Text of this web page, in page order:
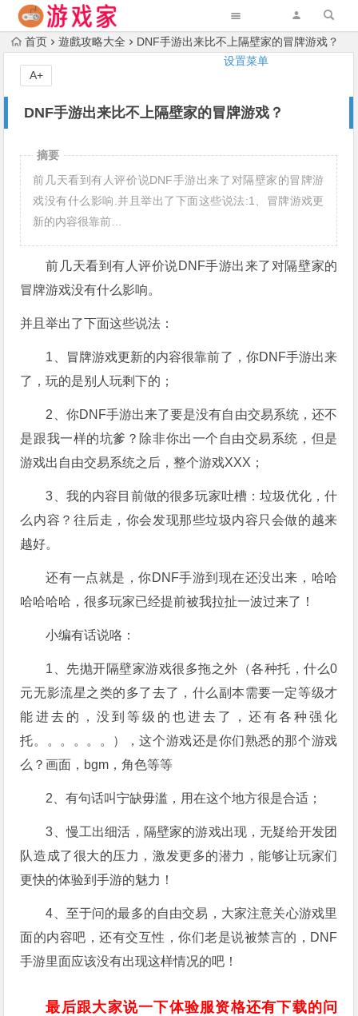
设置菜单
首页 遊戲攻略大全 DNF手游出来比不上隔壁家的冒牌游戏？
DNF手游出来比不上隔壁家的冒牌游戏？
A+
摘要
前几天看到有人评价说DNF手游出来了对隔壁家的冒牌游
戏没有什么影响.并且举出了下面这些说法:1、冒牌游戏更
新的内容很靠前…
前几天看到有人评价说DNF手游出来了对隔壁家的
冒牌游戏没有什么影响。
并且举出了下面这些说法：
1、冒牌游戏更新的内容很靠前了，你DNF手游出来
了，玩的是别人玩剩下的；
2、你DNF手游出来了要是没有自由交易系统，还不
是跟我一样的坑爹？除非你出一个自由交易系统，但是
游戏出自由交易系统之后，整个游戏XXX；
3、我的内容目前做的很多玩家吐槽：垃圾优化，什
么内容？往后走，你会发现那些垃圾内容只会做的越来
越好。
还有一点就是，你DNF手游到现在还没出来，哈哈
哈哈哈哈，很多玩家已经提前被我拉扯一波过来了！
小编有话说咯：
1、先抛开隔壁家游戏很多拖之外（各种托，什么0
元无影流星之类的多了去了，什么副本需要一定等级才
能进去的，没到等级的也进去了，还有各种强化
托。。。。。。），这个游戏还是你们熟悉的那个游戏
么？画面，bgm，角色等等
2、有句话叫宁缺毋滥，用在这个地方很是合适；
3、慢工出细活，隔壁家的游戏出现，无疑给开发团
队造成了很大的压力，激发更多的潜力，能够让玩家们
更快的体验到手游的魅力！
4、至于问的最多的自由交易，大家注意关心游戏里
面的内容吧，还有交互性，你们老是说被禁言的，DNF
手游里面应该没有出现这样情况的吧！
最后跟大家说一下体验服资格还有下载的问